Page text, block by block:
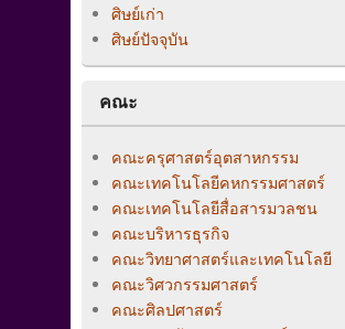
ศิษย์เก่า
ศิษย์ปัจจุบัน
คณะ
คณะครุศาสตร์อุตสาหกรรม
คณะเทคโนโลยีคหกรรมศาสตร์
คณะเทคโนโลยีสื่อสารมวลชน
คณะบริหารธุรกิจ
คณะวิทยาศาสตร์และเทคโนโลยี
คณะวิศวกรรมศาสตร์
คณะศิลปศาสตร์